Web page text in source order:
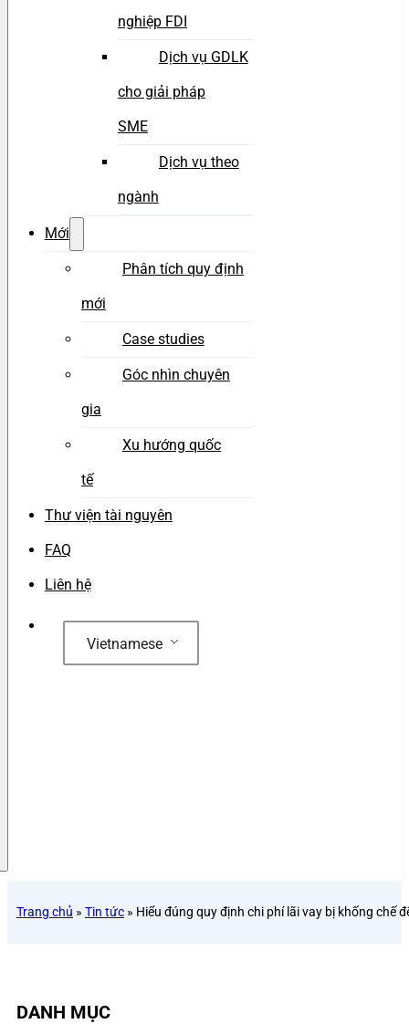
nghiệp FDI
Dịch vụ GDLK
cho giải pháp
SME
Dịch vụ theo
ngành
Mới
Phân tích quy định
mới
Case studies
Góc nhìn chuyên
gia
Xu hướng quốc
tế
Thư viện tài nguyên
FAQ
Liên hệ
Vietnamese
Trang chủ » Tin tức » Hiểu đúng quy định chi phí lãi vay bị khống chế
DANH MỤC